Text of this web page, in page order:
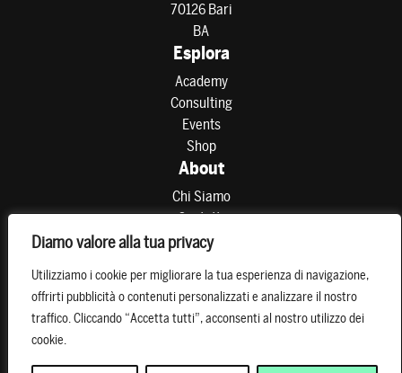
Diamo valore alla tua privacy
Utilizziamo i cookie per migliorare la tua esperienza di navigazione,
offrirti pubblicità o contenuti personalizzati e analizzare il nostro
traffico. Cliccando “Accetta tutti”, acconsenti al nostro utilizzo dei
cookie.
70126 Bari
BA
Esplora
Academy
Consulting
Events
Shop
About
Chi Siamo
Contatti
Partner
Resta connesso